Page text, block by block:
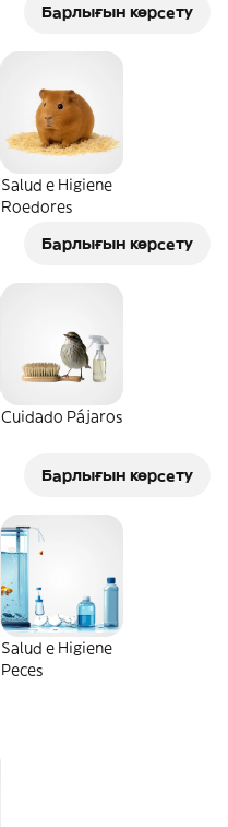
Барлығын көрсету
Salud e Higiene
Roedores
Барлығын көрсету
Cuidado Pájaros
Барлығын көрсету
Salud e Higiene
Peces